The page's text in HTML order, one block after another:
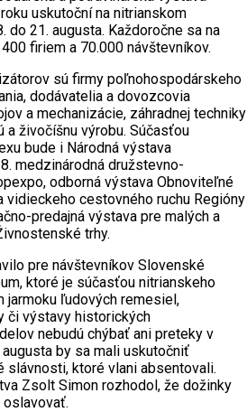
uskutoční na nitrianskom
do 21. augusta. Každoročne sa na
firiem a 70.000 návštevníkov.
sú firmy poľnohospodárskeho
dodávatelia a dovozcovia
a mechanizácie, záhradnej techniky
a živočíšnu výrobu. Súčasťou
bude i Národná výstava
medzinárodná družstevno-
odborná výstava Obnoviteľné
vidieckeho cestovného ruchu Regióny
predajná výstava pre malých a
trhy.
pre návštevníkov Slovenské
ktoré je súčasťou nitrianskeho
jarmoku ľudových remesiel,
či výstavy historických
nebudú chýbať ani preteky v
by sa mali uskutočniť
ktoré vlani absentovali.
Zsolt Simon rozhodol, že dožinky
oslavovať.